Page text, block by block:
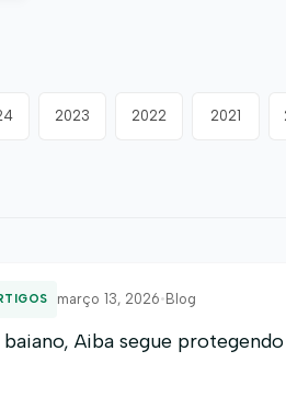
2023 2022 2021
março 13, 2026• Blog
Aiba segue